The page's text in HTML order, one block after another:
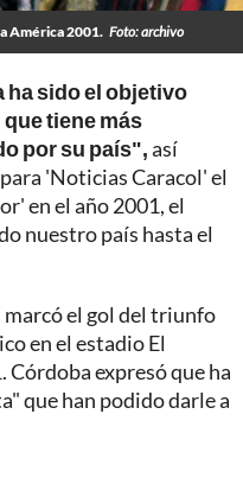
América 2001. Foto: archivo
ha sido el objetivo
tiene más
por su país",así
'Noticias Caracol' el
en el año 2001, el
nuestro país hasta el
marcó el gol del triunfo
en el estadio El
Córdoba expresó que ha
que han podido darle a